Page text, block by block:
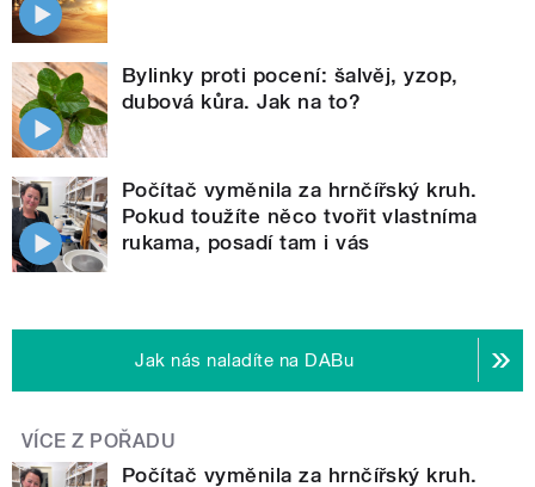
Bylinky proti pocení: šalvěj, yzop,
dubová kůra. Jak na to?
Počítač vyměnila za hrnčířský kruh.
Pokud toužíte něco tvořit vlastníma
rukama, posadí tam i vás
Jak nás naladíte na DABu
VÍCE Z POŘADU
Počítač vyměnila za hrnčířský kruh.